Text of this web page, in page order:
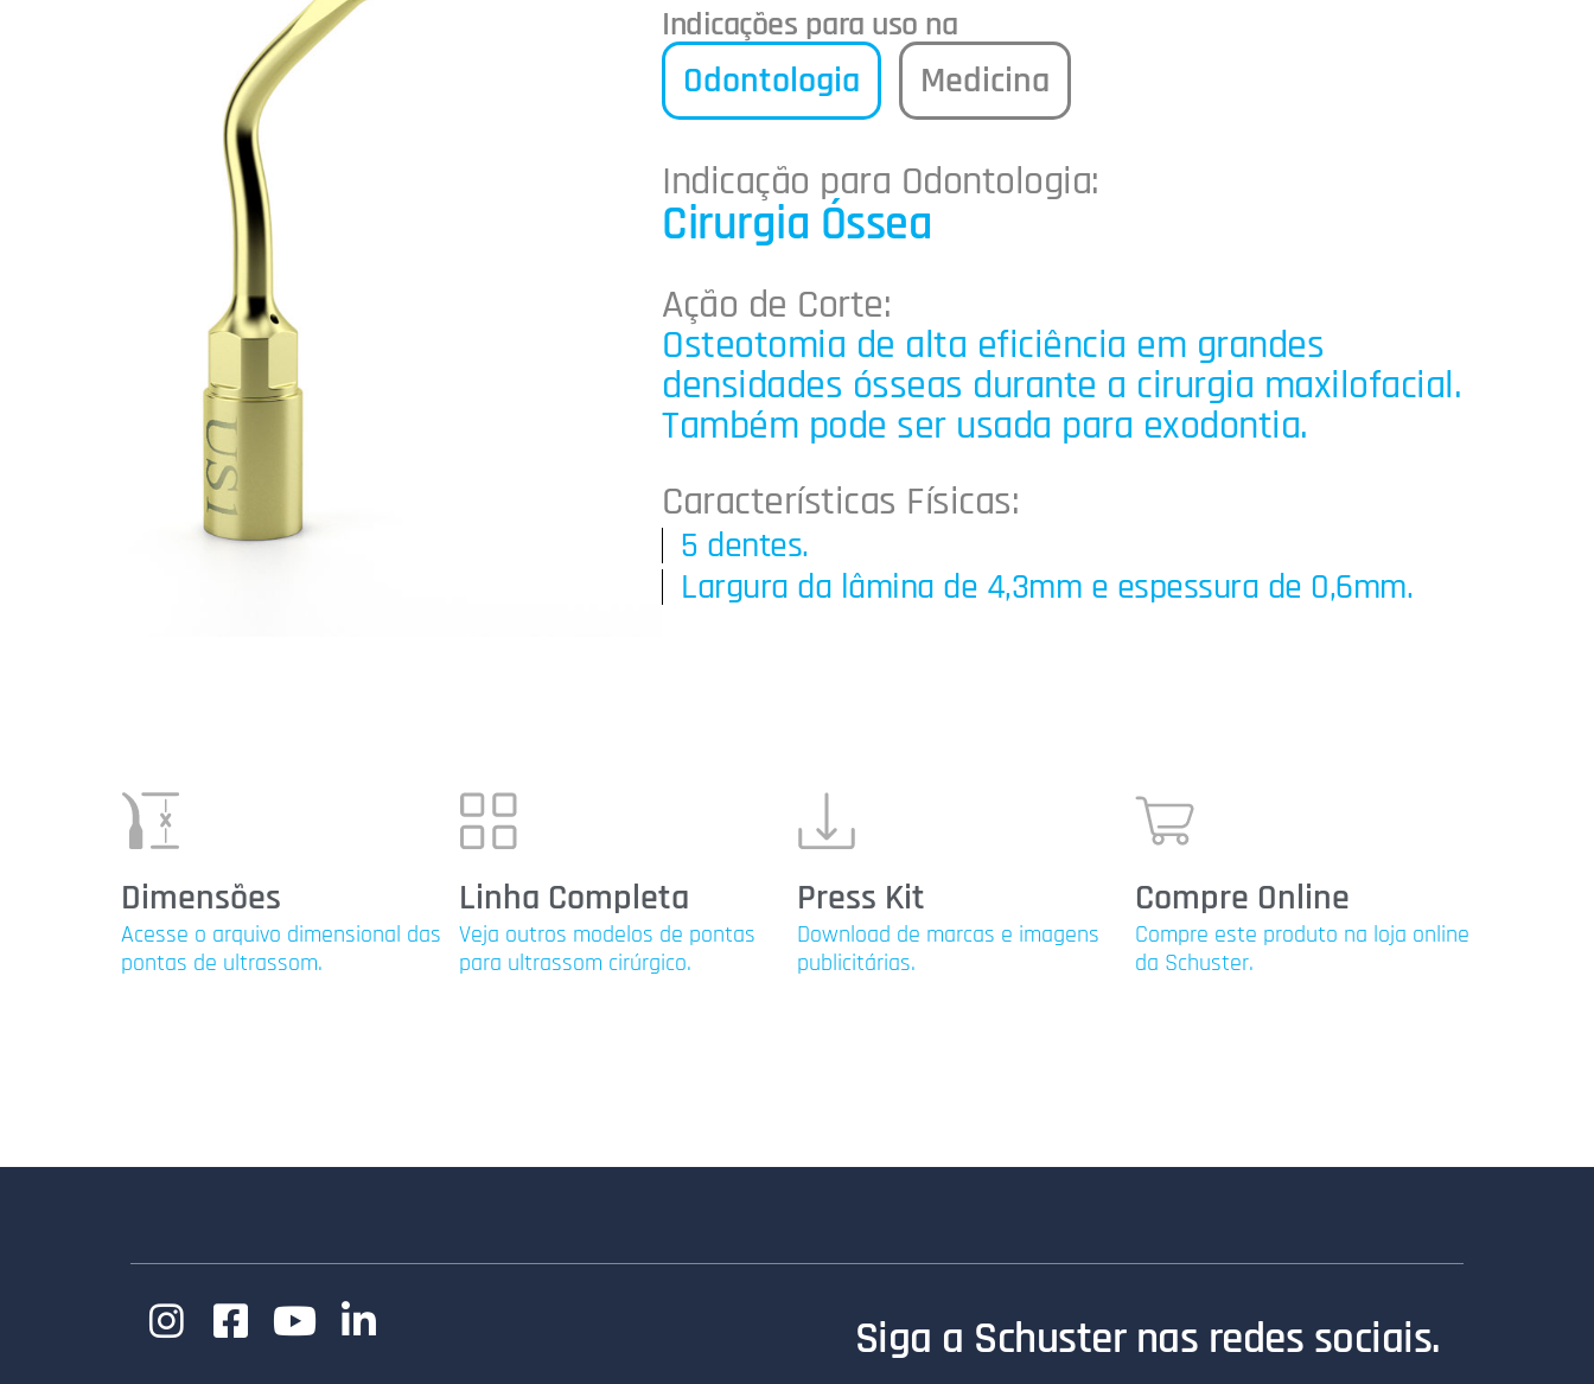
Indicações para uso na
Odontologia Medicina
Indicação para Odontologia:
Cirurgia Óssea
Ação de Corte:
Osteotomia de alta eficiência em grandes
densidades ósseas durante a cirurgia maxilofacial.
Também pode ser usada para exodontia.
Características Físicas:
5 dentes.
Largura da lâmina de 4,3mm e espessura de 0,6mm.
Dimensões
Acesse o arquivo dimensional das
pontas de ultrassom.
Linha Completa
Veja outros modelos de pontas
para ultrassom cirúrgico.
Press Kit
Download de marcas e imagens
publicitárias.
Compre Online
Compre este produto na loja online
da Schuster.
Siga a Schuster nas redes sociais.